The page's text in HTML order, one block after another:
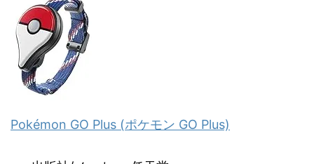
Pokémon GO Plus (ポケモン GO Plus)